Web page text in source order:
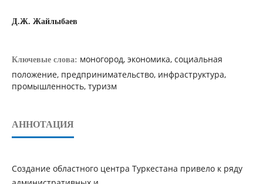
Д.Ж. Жайлыбаев
Ключевые слова: моногород, экономика, социальная
положение, предпринимательство, инфраструктура,
промышленность, туризм
АННОТАЦИЯ
Создание областного центра Туркестана привело к ряду